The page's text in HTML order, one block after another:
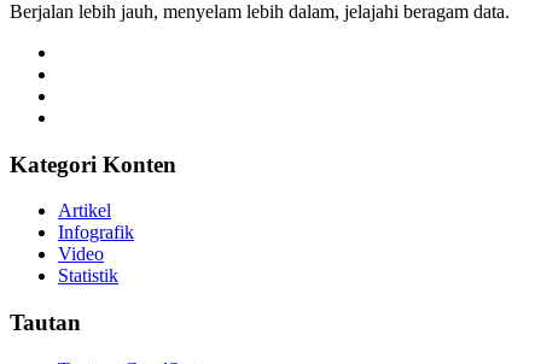
Berjalan lebih jauh, menyelam lebih dalam, jelajahi beragam data.
Kategori Konten
Artikel
Infografik
Video
Statistik
Tautan